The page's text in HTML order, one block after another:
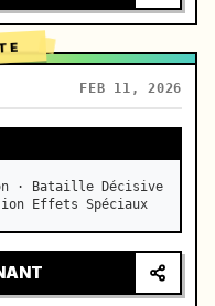
FEB 11, 2026
· Bataille Décisive
Effets Spéciaux
(Éclair Doré), duel
…